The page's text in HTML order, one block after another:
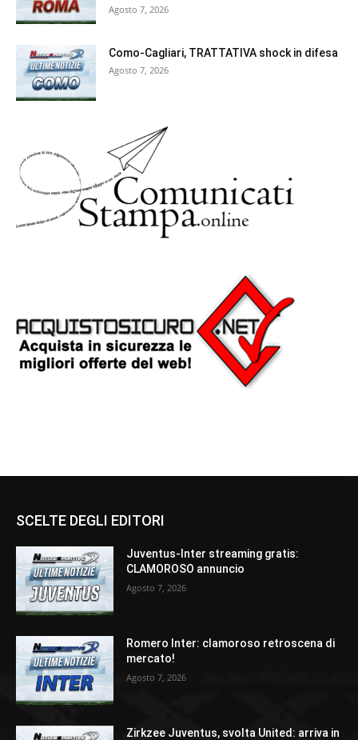
Agosto 7, 2026
Como-Cagliari, TRATTATIVA shock in difesa
Agosto 7, 2026
SCELTE DEGLI EDITORI
Juventus-Inter streaming gratis:
CLAMOROSO annuncio
Agosto 7, 2026
Romero Inter: clamoroso retroscena di
mercato!
Agosto 7, 2026
Zirkzee Juventus, svolta United: arriva in